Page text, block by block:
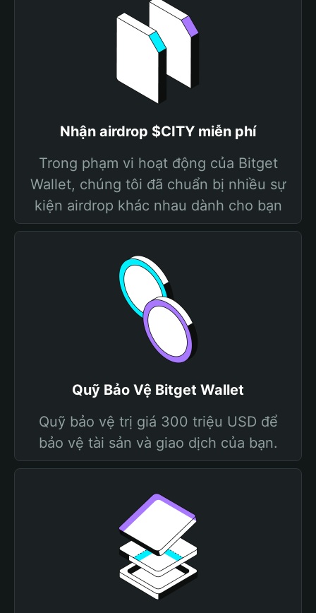
Nhận airdrop $CITY miễn phí
Trong phạm vi hoạt động của Bitget
Wallet, chúng tôi đã chuẩn bị nhiều sự
kiện airdrop khác nhau dành cho bạn
Quỹ Bảo Vệ Bitget Wallet
Quỹ bảo vệ trị giá 300 triệu USD để
bảo vệ tài sản và giao dịch của bạn.